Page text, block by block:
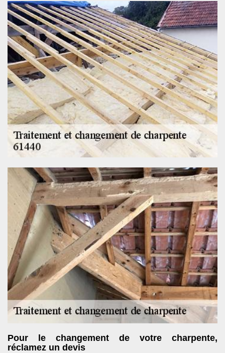
Pour le changement de votre charpente,
réclamez un devis